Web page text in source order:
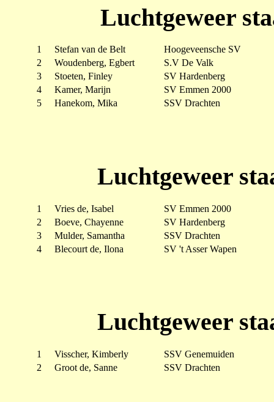
Luchtgeweer
1 Stefan van de Belt
Hoogeveensche SV
2
Woudenberg, Egbert
S.V De Valk
3
Stoeten, Finley
SV Hardenberg
4
Kamer, Marijn
SV Emmen 2000
5
Hanekom, Mika SSV Drachten
Luchtgeweer
1 Vries de, Isabel
SV Emmen 2000
2
Boeve, Chayenne
SV Hardenberg
3
Mulder, Samantha
SSV Drachten
4
Blecourt de, Ilona SV 't Asser Wapen
Luchtgeweer
1 Visscher, Kimberly
SSV Genemuiden
2
Groot de, Sanne SSV Drachten